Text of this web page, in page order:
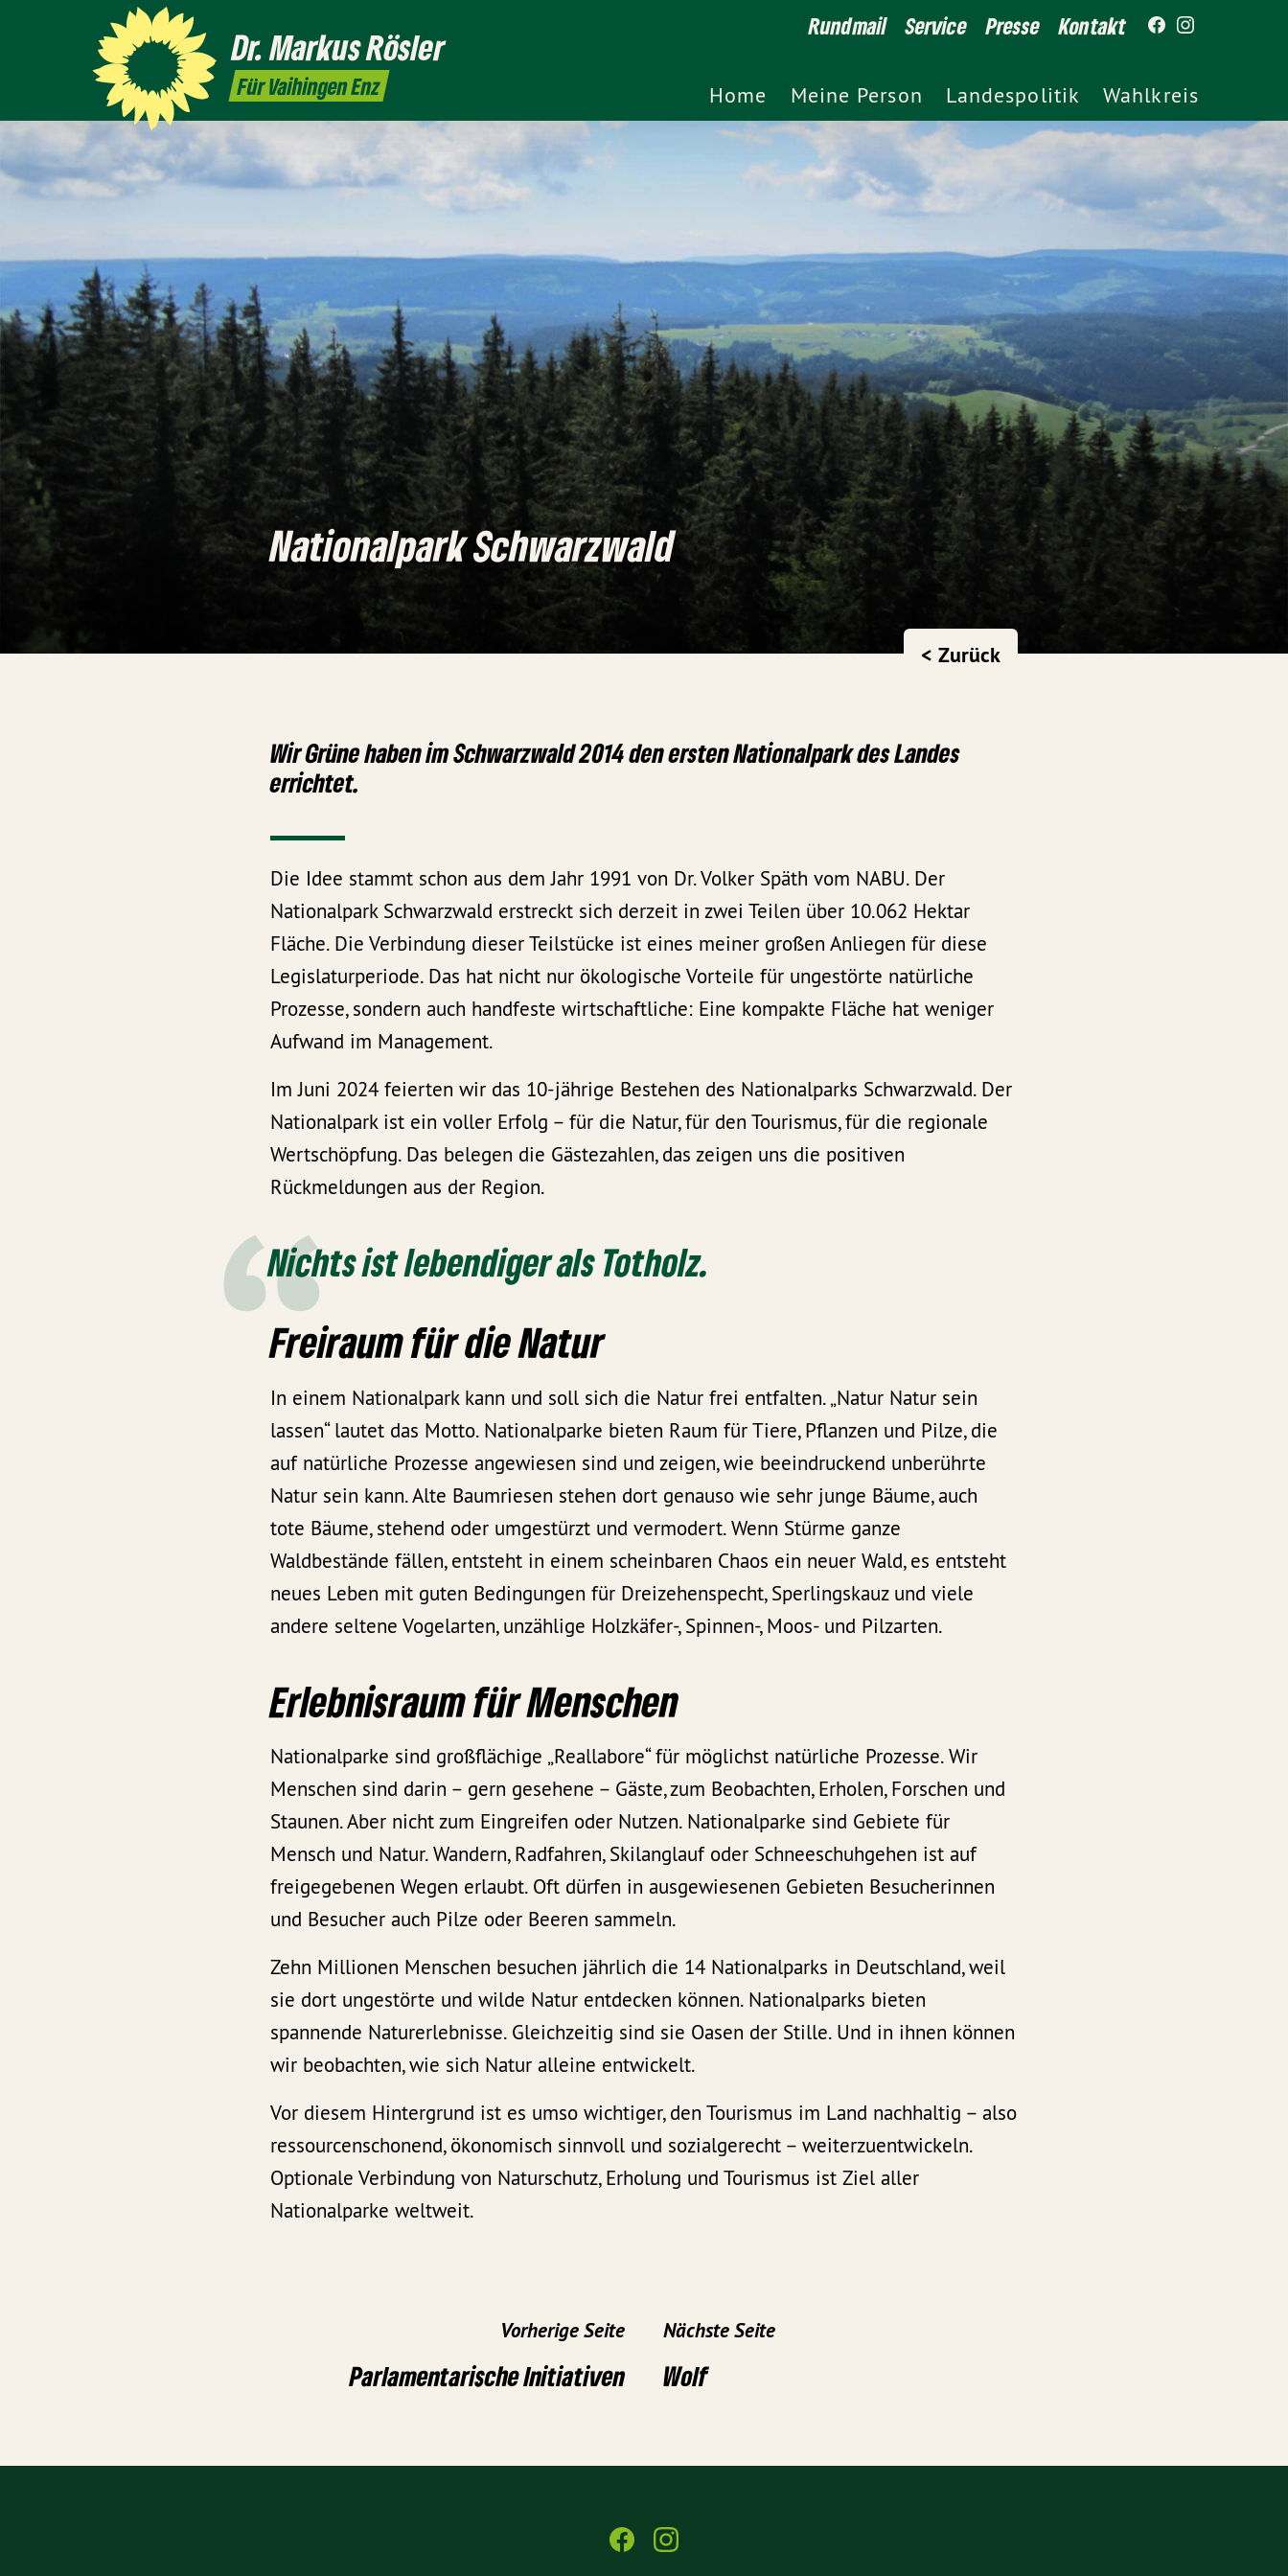
Dr. MarkusRösler
Für Vaihingen Enz
Rundmail Service Presse Kontakt
Home Meine Person Landespolitik Wahlkreis
Nationalpark Schwarzwald
< Zurück
Wir Grüne haben im Schwarzwald 2014 den ersten Nationalpark des Landes
errichtet.
Die Idee stammt schon aus dem Jahr 1991 von Dr. Volker Späth vom NABU. Der
Nationalpark Schwarzwald erstreckt sich derzeit in zwei Teilen über 10.062 Hektar
Fläche. Die Verbindung dieser Teilstücke ist eines meiner großen Anliegen für diese
Legislaturperiode. Das hat nicht nur ökologische Vorteile für ungestörte natürliche
Prozesse, sondern auch handfeste wirtschaftliche: Eine kompakte Fläche hat weniger
Aufwand im Management.
Im Juni 2024 feierten wir das 10-jährige Bestehen des Nationalparks Schwarzwald. Der
Nationalpark ist ein voller Erfolg – für die Natur, für den Tourismus, für die regionale
Wertschöpfung. Das belegen die Gästezahlen, das zeigen uns die positiven
Rückmeldungen aus der Region.
Nichts ist lebendiger als Totholz.
Freiraum für die Natur
In einem Nationalpark kann und soll sich die Natur frei entfalten. „Natur Natur sein
lassen“ lautet das Motto. Nationalparke bieten Raum für Tiere, Pflanzen und Pilze, die
auf natürliche Prozesse angewiesen sind und zeigen, wie beeindruckend unberührte
Natur sein kann. Alte Baumriesen stehen dort genauso wie sehr junge Bäume, auch
tote Bäume, stehend oder umgestürzt und vermodert. Wenn Stürme ganze
Waldbestände fällen, entsteht in einem scheinbaren Chaos ein neuer Wald, es entsteht
neues Leben mit guten Bedingungen für Dreizehenspecht, Sperlingskauz und viele
andere seltene Vogelarten, unzählige Holzkäfer-, Spinnen-, Moos- und Pilzarten.
Erlebnisraum für Menschen
Nationalparke sind großflächige „Reallabore“ für möglichst natürliche Prozesse. Wir
Menschen sind darin – gern gesehene – Gäste, zum Beobachten, Erholen, Forschen und
Staunen. Aber nicht zum Eingreifen oder Nutzen. Nationalparke sind Gebiete für
Mensch und Natur. Wandern, Radfahren, Skilanglauf oder Schneeschuhgehen ist auf
freigegebenen Wegen erlaubt. Oft dürfen in ausgewiesenen Gebieten Besucherinnen
und Besucher auch Pilze oder Beeren sammeln.
Zehn Millionen Menschen besuchen jährlich die 14 Nationalparks in Deutschland, weil
sie dort ungestörte und wilde Natur entdecken können. Nationalparks bieten
spannende Naturerlebnisse. Gleichzeitig sind sie Oasen der Stille. Und in ihnen können
wir beobachten, wie sich Natur alleine entwickelt.
Vor diesem Hintergrund ist es umso wichtiger, den Tourismus im Land nachhaltig – also
ressourcenschonend, ökonomisch sinnvoll und sozialgerecht – weiterzuentwickeln.
Optionale Verbindung von Naturschutz, Erholung und Tourismus ist Ziel aller
Nationalparke weltweit.
Vorherige Seite
Parlamentarische Initiativen
Nächste Seite
Wolf